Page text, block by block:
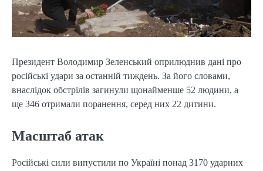
Президент Володимир Зеленський оприлюднив дані про
російські удари за останній тиждень. За його словами,
внаслідок обстрілів загинули щонайменше 52 людини, а
ще 346 отримали поранення, серед них 22 дитини.
Масштаб атак
Російські сили випустили по Україні понад 3170 ударних